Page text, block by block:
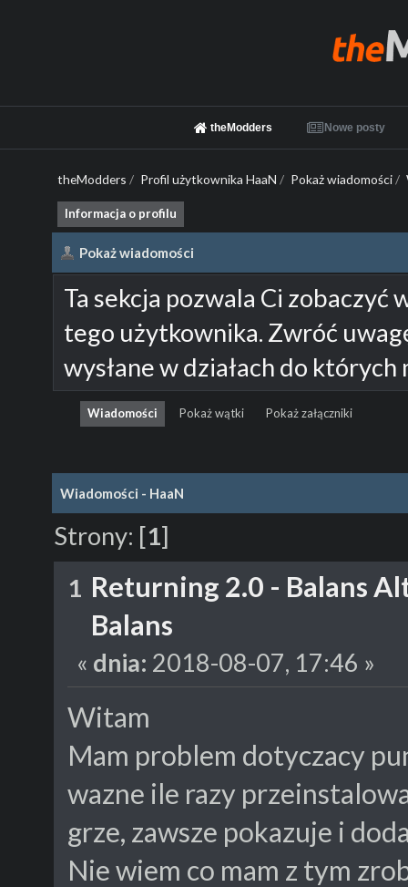
theModders Nowe posty
theModders / Profil użytkownika HaaN / Pokaż wiadomości/
Informacja o profilu
Pokaż wiadomości
Ta sekcja pozwala Ci zobaczyć
tego użytkownika. Zwróć
wysłane w działach do
Wiadomości Pokaż wątki Pokaż załączniki
Wiadomości - HaaN
Strony: [1]
1 Returning 2.0 - Balans
Balans
« dnia: 2018-08-07, 17:46 »
Witam
Mam problem dotyczacy
wazne ile razy
grze, zawsze pokazuje i
Nie wiem co mam z tym